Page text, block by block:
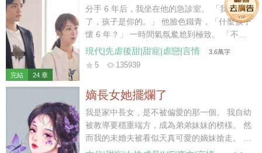
陳的秀才待我甚好，我便跟回家省親的二郎商
議，想要嫁給秀才。 「二叔放心，秀才說了，
成了親咱們還是一家人，我可以繼續做營生，
還能照顧小姑……」 話說到最后，二郎的臉越
來越冷，我的聲音越來越低。 裴家二郎雖生得
好，卻少有惡名，且年少從軍，性情桀驁。 聽
自嫁入裴家，心底便有些怵他，直到他將我堵
在廚房，抱坐在灶臺，在我耳邊低聲哄道——
「想嫁人了？我比那秀才強多了，你試
試……」
完結 24 章
分手 6 年后，我坐在他的急診室。 「我懷孕
了，孩子是你的。」 他臉色鐵青，「什麼孩子
懷 6 年？」 一時間氣氛尷尬到極致。 「不
認？」 「你覺得我會接盤？」他反問我。 我
沉默幾秒，「行，那我去給他找個爹。」 九個
現代|先虐後甜|甜寵|虐戀|言情 3.6萬字
5 135939
嫡長女她擺爛了
我是家中長女，是不被偏愛的那一個。 我自幼
被教導要穩重端方，成為弟弟妹妹的榜樣。 然
而我的未婚夫被看似天真可愛的嫡妹搶走。 弟
弟們記不得我半點好，只記恨我對他們管教太